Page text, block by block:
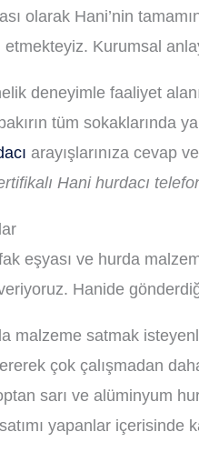
olarak Hani’nin
Kurumsal
deneyimle faaliyet
tüm sokaklarında
arayışlarınıza cevap
Hani hurdacı
eşyası ve hurda
veriyoruz. Hanide
malzeme satmak
çok çalışmadan
sarı ve alüminyum
yapanlar içerisinde